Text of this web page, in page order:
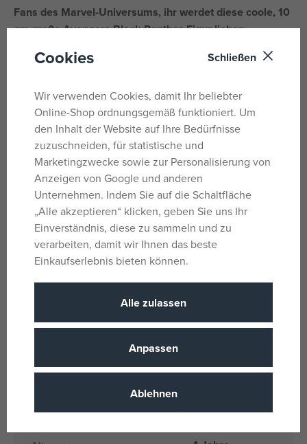
Fans des Marvel-Universums, ihr werdet diese coole, 10
cm große Avengers Black Panther-Figur lieben.
König T'Challa beschützt als Black Panther, Mitglied der
Wakanda und die Welt. Diese detailgetreue Figur der Epic
Hero Series ist ein begehrtes Sammlerstück und eine tolle
Geschenkidee für Fans jeden Alters. Dank zahlreicher
Gelenkpunkte an Knien, Ellbogen, Schultern, Taille und
Kopf sind actionreiche Posen möglich. Die Figur verfügt
außerdem über eine abnehmbare Vibranium-Klaue.
Hergestellt aus hochwertigem Kunststoff.
Verpackungsabmessungen: 20,32 x 12,7 x 3,17 cm.
Alter: 4+
Parameter
Farbe Schwarz
Cookies Schließen
Wir verwenden Cookies, damit Ihr beliebter
Online-Shop ordnungsgemäß funktioniert. Um
den Inhalt der Website auf Ihre Bedürfnisse
zuzuschneiden, für statistische und
Marketingzwecke sowie zur Personalisierung von
Anzeigen von Google und anderen
Unternehmen. Indem Sie auf die Schaltfläche
„Alle akzeptieren“ klicken, geben Sie uns Ihr
Einverständnis, diese zu sammeln und zu
verarbeiten, damit wir Ihnen das beste
Einkaufserlebnis bieten können.
Alle zulassen
Anpassen
Ablehnen